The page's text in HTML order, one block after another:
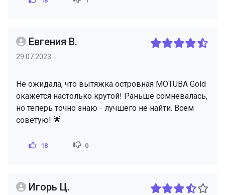
Евгения В.
29.07.2023
Не ожидала, что вытяжка островная MOTUBA Gold
окажется настолько крутой! Раньше сомневалась,
но теперь точно знаю - лучшего не найти. Всем
советую! 🌟
18 0
Игорь Ц.